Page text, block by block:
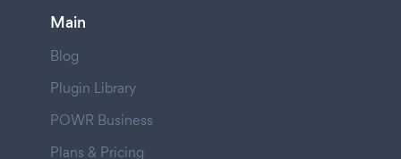
Main
Blog
Plugin Library
POWR Business
Plans & Pricing